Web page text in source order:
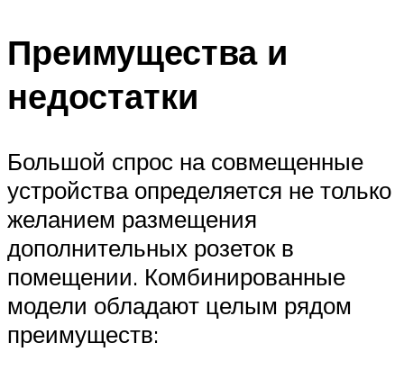
Преимущества и
недостатки
Большой спрос на совмещенные
устройства определяется не только
желанием размещения
дополнительных розеток в
помещении. Комбинированные
модели обладают целым рядом
преимуществ: